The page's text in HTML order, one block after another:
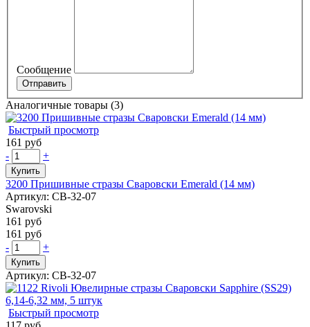
Сообщение
Аналогичные товары (3)
Быстрый просмотр
161 руб
-
+
Купить
3200 Пришивные стразы Сваровски Emerald (14 мм)
Артикул: СВ-32-07
Swarovski
161 руб
161 руб
-
+
Купить
Артикул: СВ-32-07
Быстрый просмотр